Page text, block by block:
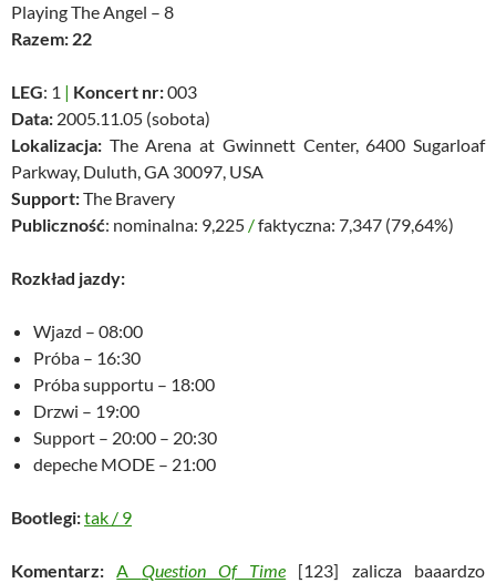
Playing The Angel – 8
Razem: 22
LEG: 1 | Koncert nr:003
Data: 2005.11.05 (sobota)
Lokalizacja: The Arena at Gwinnett Center, 6400 Sugarloaf
Parkway, Duluth, GA 30097, USA
Support:The Bravery
Publiczność: nominalna: 9,225 /faktyczna: 7,347 (79,64%)
Rozkład jazdy:
Wjazd – 08:00
Próba – 16:30
Próba supportu – 18:00
Drzwi – 19:00
Support – 20:00 – 20:30
depeche MODE – 21:00
Bootlegi:tak / 9
Komentarz: A Question Of Time [123] zalicza baaardzo